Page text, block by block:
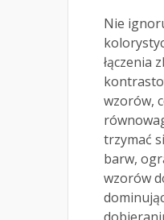
Nie
łączenia
wzorów,
trzymać
barw,
wzorów